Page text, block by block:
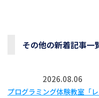
その他の新着記事一
2026.08.06
プログラミング体験教室「